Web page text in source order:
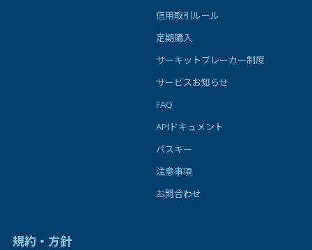
信用取引ルール
定期購入
サーキットブレーカー制度
サービスお知らせ
FAQ
APIドキュメント
パスキー
注意事項
お問合わせ
規約・方針